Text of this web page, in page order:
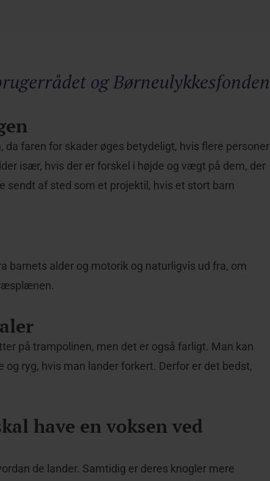
og Børneulykkesfonden
da faren for skader øges betydeligt, hvis flere personer
især, hvis der er forskel i højde og vægt på dem, der
sendt af sted som et projektil, hvis et stort barn
barnets alder og motorik og naturligvis ud fra, om
på trampolinen, men det er også farligt. Man kan
ryg, hvis man lander forkert. Derfor er det bedst,
have en voksen ved
de lander. Samtidig er deres knogler mere